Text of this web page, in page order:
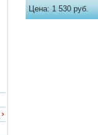
Цена:1 530 руб.